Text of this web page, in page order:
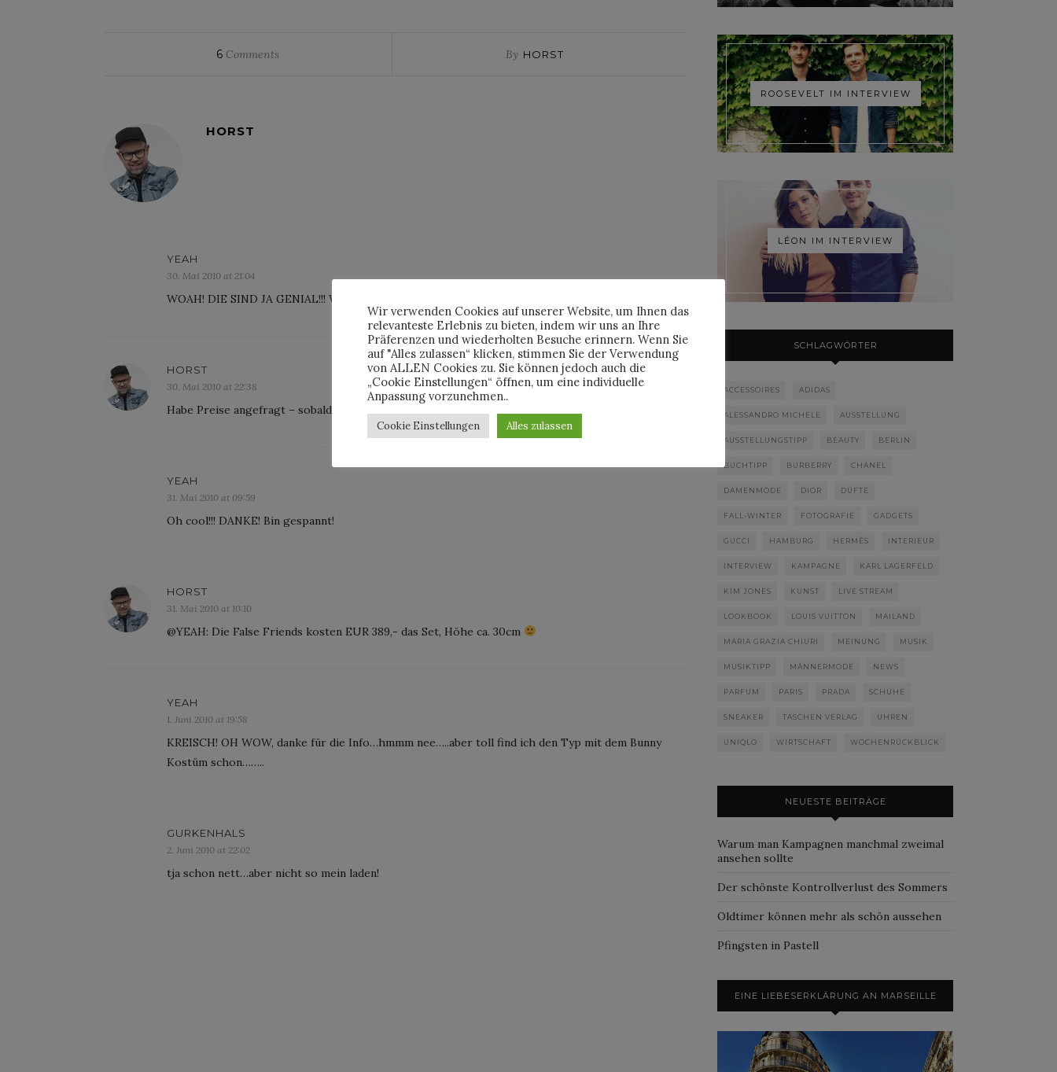
6 Comments By HORST
HORST
YEAH
30. Mai 2010 at 21:04
WOAH! DIE SIND JA GENIAL!!! Wahrscheinlich sündhaft teuer ?!
HORST
30. Mai 2010 at 22:38
Habe Preise angefragt – sobald ich genaueres weiß werde ich preise veröffentlichen!
YEAH
31. Mai 2010 at 09:59
Oh cool!!! DANKE! Bin gespannt!
HORST
31. Mai 2010 at 10:10
@YEAH: Die False Friends kosten EUR 389,- das Set, Höhe ca. 30cm
YEAH
1. Juni 2010 at 19:58
KREISCH! OH WOW, danke für die Info…hmmm nee…..aber toll find ich den Typ mit dem Bunny
Kostüm schon……..
GURKENHALS
2. Juni 2010 at 22:02
tja schon nett…aber nicht so mein laden!
ROOSEVELT IM INTERVIEW
LÉON IM INTERVIEW
SCHLAGWÖRTER
ACCESSOIRES ADIDAS
ALESSANDRO MICHELE AUSSTELLUNG
AUSSTELLUNGSTIPP BEAUTY BERLIN
BUCHTIPP BURBERRY CHANEL
DAMENMODE DIOR DÜFTE
FALL-WINTER FOTOGRAFIE GADGETS
GUCCI HAMBURG HERMÈS INTERIEUR
INTERVIEW KAMPAGNE KARL LAGERFELD
KIM JONES KUNST LIVE STREAM
LOOKBOOK LOUIS VUITTON MAILAND
MARIA GRAZIA CHIURI MEINUNG MUSIK
MUSIKTIPP MÄNNERMODE NEWS
PARFUM PARIS PRADA SCHUHE
SNEAKER TASCHEN VERLAG UHREN
UNIQLO WIRTSCHAFT WOCHENRÜCKBLICK
NEUESTE BEITRÄGE
Warum man Kampagnen manchmal zweimal
ansehen sollte
Der schönste Kontrollverlust des Sommers
Oldtimer können mehr als schön aussehen
Pfingsten in Pastell
EINE LIEBESERKLÄRUNG AN MARSEILLE
Wir verwenden Cookies auf unserer Website, um Ihnen das
relevanteste Erlebnis zu bieten, indem wir uns an Ihre
Präferenzen und wiederholten Besuche erinnern. Wenn Sie
auf "Alles zulassen“ klicken, stimmen Sie der Verwendung
von ALLEN Cookies zu. Sie können jedoch auch die
„Cookie Einstellungen“ öffnen, um eine individuelle
Anpassung vorzunehmen..
Cookie Einstellungen Alles zulassen